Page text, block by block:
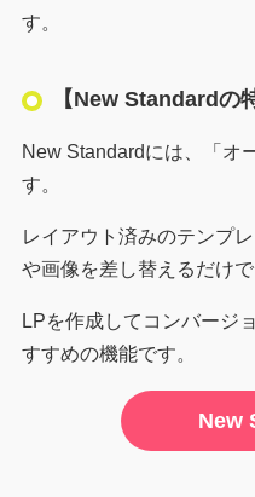
す。
【New Standard
New Standardには、「オ
す。
レイアウト済みのテンプ
や画像を差し替えるだけ
LPを作成してコンバージ
すすめの機能です。
New